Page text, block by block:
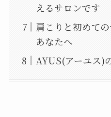
えるサロンです
肩こりと初めて
あなたへ
AYUS(アーユス)